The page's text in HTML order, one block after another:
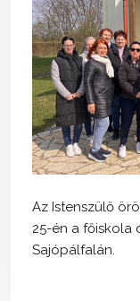
Az Istenszülő
25-én a főiskola
Sajópálfalán.